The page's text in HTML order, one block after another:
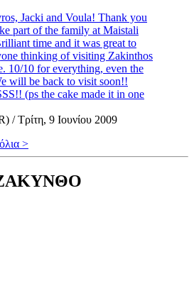
Jacki and Voula! Thank you
part of the family at Maistali
time and it was great to
thinking of visiting Zakinthos
10/10 for everything, even the
will be back to visit soon!!
(ps the cake made it in one
/ Τρίτη, 9 Ιουνίου 2009
>